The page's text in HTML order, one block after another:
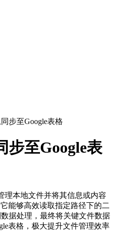
步至Google表格
步至Google表
理本地文件并将其信息或内容
能够高效读取指定路径下的二
据处理，最终将关键文件数据
表格，极大提升文件管理效率